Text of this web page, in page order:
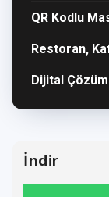
QR Kodlu
Restoran,
Dijital Çözüm
İndir